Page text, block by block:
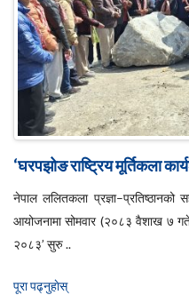
‘घरपझोङ राष्ट्रिय मूर्तिकला
नेपाल ललितकला प्रज्ञा–प्रतिष्ठानको
आयोजनामा सोमवार (२०८३ वैशाख ७ गते
२०८३’ सुरु ..
पूरा पढ्नुहाेस्